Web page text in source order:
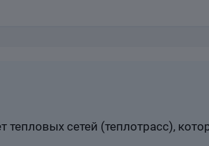
сетей (теплотрасс),